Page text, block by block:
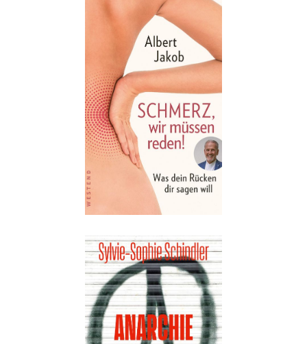
Details
Buch: 20,00 €
16,99 €